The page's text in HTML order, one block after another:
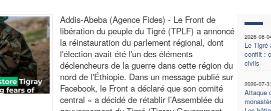
2026-08-
Le Tigré
conflit :
civils
2026-07-31
Attaque
Addis-Abeba (Agence Fides) - Le Front de
libération du peuple du Tigré (TPLF) a annoncé
la réinstauration du parlement régional, dont
l'élection avait été l'un des éléments
déclencheurs de la guerre dans cette région du
nord de l'Éthiopie. Dans un message publié sur
Facebook, le Front a déclaré que son comité
central « a décidé de rétablir l’Assemblée du